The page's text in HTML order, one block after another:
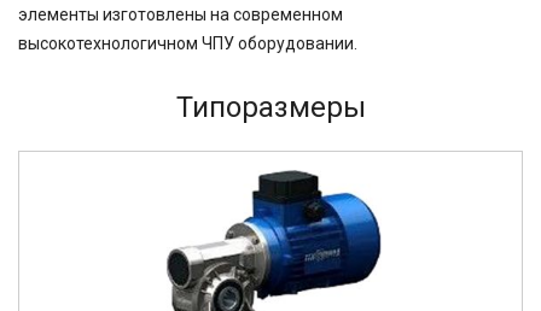
элементы изготовлены на современном
высокотехнологичном ЧПУ оборудовании.
Типоразмеры